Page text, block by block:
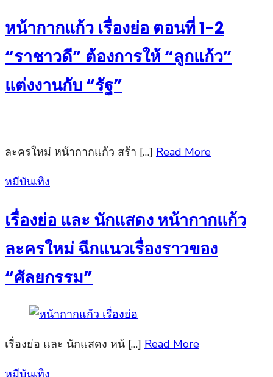
หน้ากากแก้ว เรื่องย่อ ตอนที่ 1-2
“ราชาวดี” ต้องการให้ “ลูกแก้ว”
แต่งงานกับ “รัฐ”
ละครใหม่ หน้ากากแก้ว สร้า […] Read More
Posted
หมีบันเทิง
เรื่องย่อ และ นักแสดง หน้ากากแก้ว
ละครใหม่ ฉีกแนวเรื่องราวของ
“ศัลยกรรม”
เรื่องย่อ และ นักแสดง หน้ […] Read More
Posted
หมีบันเทิง